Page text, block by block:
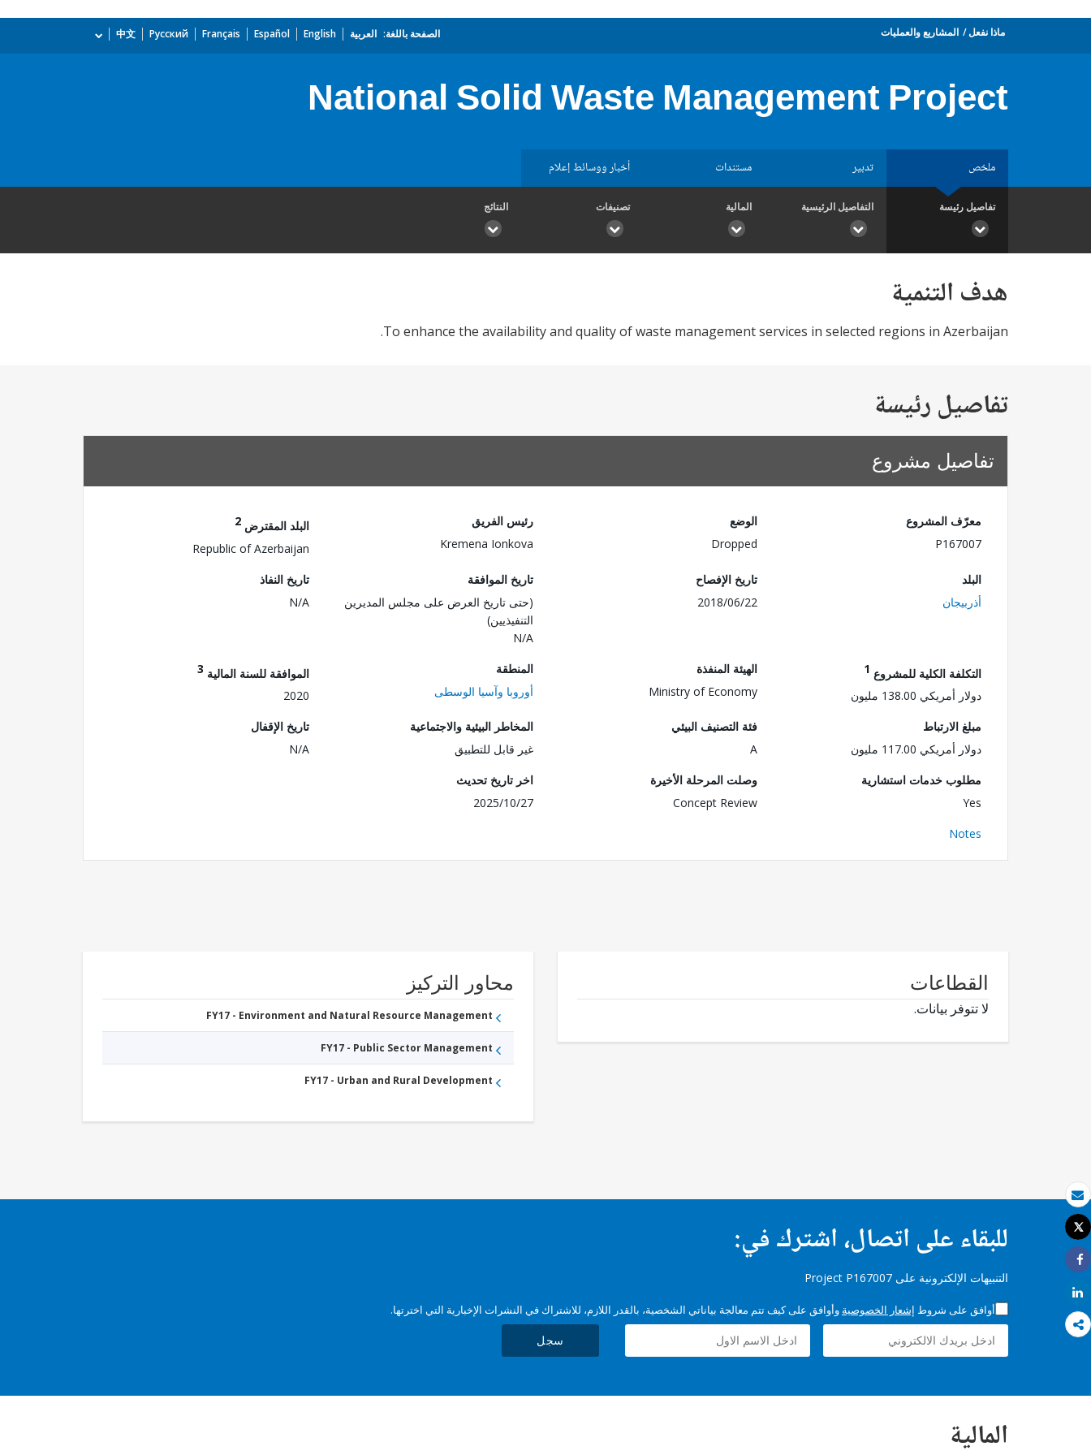
بريد الكتروني
طباعة
Tweet
Share
Share
ماذا نفعل المشاريع والعمليات الصفحة باللغة: العربية English
Español
Français
Русский
中文
National Solid Waste Management Project
ملخص تدبير مستندات أخبار ووسائط إعلام
تفاصيل رئيسة التفاصيل الرئيسية المالية تصنيفات النتائج
هدف التنمية
To enhance the availability and quality of waste management services in selected regions in Azerbaijan.
تفاصيل رئيسة
تفاصيل مشروع
معرّف المشروع
P167007
الوضع
Dropped
رئيس الفريق
Kremena Ionkova
البلد المقترض 2
Republic of Azerbaijan
البلد
أذربيجان
تاريخ الإفصاح
2018/06/22
تاريخ الموافقة
(حتى تاريخ العرض على مجلس المديرين
التنفيذيين)
N/A
تاريخ النفاذ
N/A
التكلفة الكلية للمشروع 1
دولار أمريكي 138.00 مليون
الهيئة المنفذة
Ministry of Economy
المنطقة
أوروبا وآسيا الوسطى
الموافقة للسنة المالية 3
2020
مبلغ الارتباط
دولار أمريكي 117.00 مليون
فئة التصنيف البيئي
A
المخاطر البيئية والاجتماعية
غير قابل للتطبيق
تاريخ الإقفال
N/A
مطلوب خدمات استشارية
Yes
وصلت المرحلة الأخيرة
Concept Review
اخر تاريخ تحديث
2025/10/27
Notes
القطاعات
لا تتوفر بيانات.
محاور التركيز
FY17 - Environment and Natural Resource Management
FY17 - Public Sector Management
FY17 - Urban and Rural Development
للبقاء على اتصال، اشترك في:
التنبيهات الإلكترونية على Project P167007
أوافق على شروط إشعار الخصوصية وأوافق على كيف تتم معالجة بياناتي الشخصية، بالقدر اللازم، للاشتراك في النشرات الإخبارية التي اخترتها.
سجل
المالية